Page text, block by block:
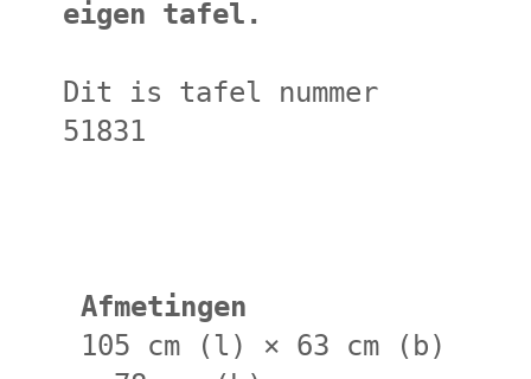
eigen tafel.
Dit is tafel nummer
51831
Afmetingen
105 cm (l) × 63 cm (b)